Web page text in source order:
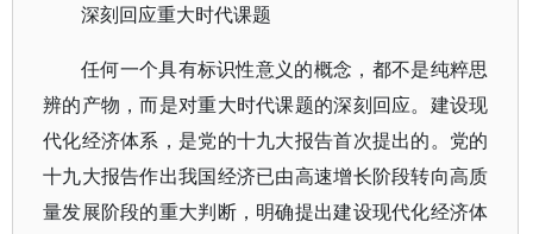
深刻回应重大时代课题
任何一个具有标识性意义的概念，都不是纯粹思
辨的产物，而是对重大时代课题的深刻回应。建设现
代化经济体系，是党的十九大报告首次提出的。党的
十九大报告作出我国经济已由高速增长阶段转向高质
量发展阶段的重大判断，明确提出建设现代化经济体